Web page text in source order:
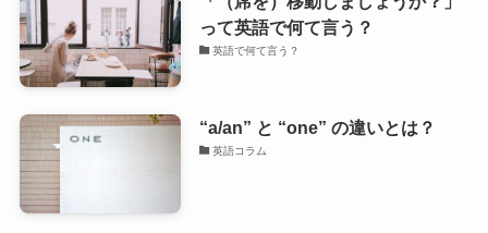
って英語で何て言う？
英語で何て言う？
“a/an” と “one” の違いとは？
英語コラム